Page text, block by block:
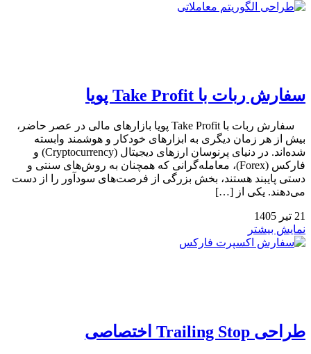
سفارش ربات با Take Profit پویا
سفارش ربات با Take Profit پویا بازارهای مالی در عصر حاضر،
بیش از هر زمان دیگری به ابزارهای خودکار و هوشمند وابسته
شده‌اند. در دنیای پرنوسان ارزهای دیجیتال (Cryptocurrency) و
فارکس (Forex)، معامله‌گرانی که همچنان به روش‌های سنتی و
دستی پایبند هستند، بخش بزرگی از فرصت‌های سودآور را از دست
می‌دهند. یکی از […]
21 تیر 1405
نمایش بیشتر
طراحی Trailing Stop اختصاصی